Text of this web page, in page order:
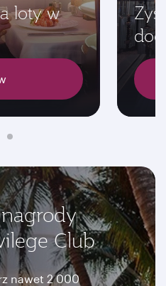
loty w
Club
nawet 2 000